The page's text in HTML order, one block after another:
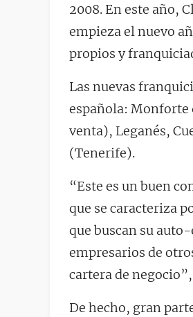
2008. En este año,
empieza el nuevo
propios y
Las nuevas
española: Monforte
venta), Leganés,
(Tenerife).
“Este es un buen
que se caracteriza
que buscan su
empresarios de
cartera de
De hecho, gran